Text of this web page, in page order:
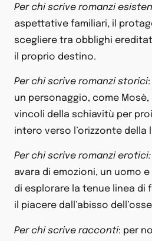
Per chi scrive romanzi
aspettative familiari, il
scegliere tra obblighi
il proprio destino.
Per chi scrive romanzi storici
un personaggio, come
vincoli della schiavitù per
intero verso l’orizzonte della
Per chi scrive romanzi erotici:
avara di emozioni, un uomo
di esplorare la tenue linea di
il piacere dall’abisso
Per chi scrive racconti: per